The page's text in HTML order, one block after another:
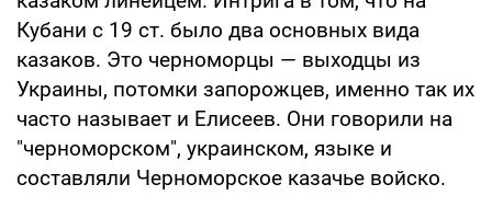
Кубани с 19 ст. было два основных вида
казаков. Это черноморцы — выходцы из
Украины, потомки запорожцев, именно так их
часто называет и Елисеев. Они говорили на
"черноморском", украинском, языке и
составляли Черноморское казачье войско.